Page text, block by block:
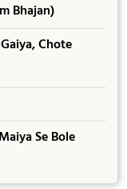
Bhajan)
Gaiya, Chote
Se Bole